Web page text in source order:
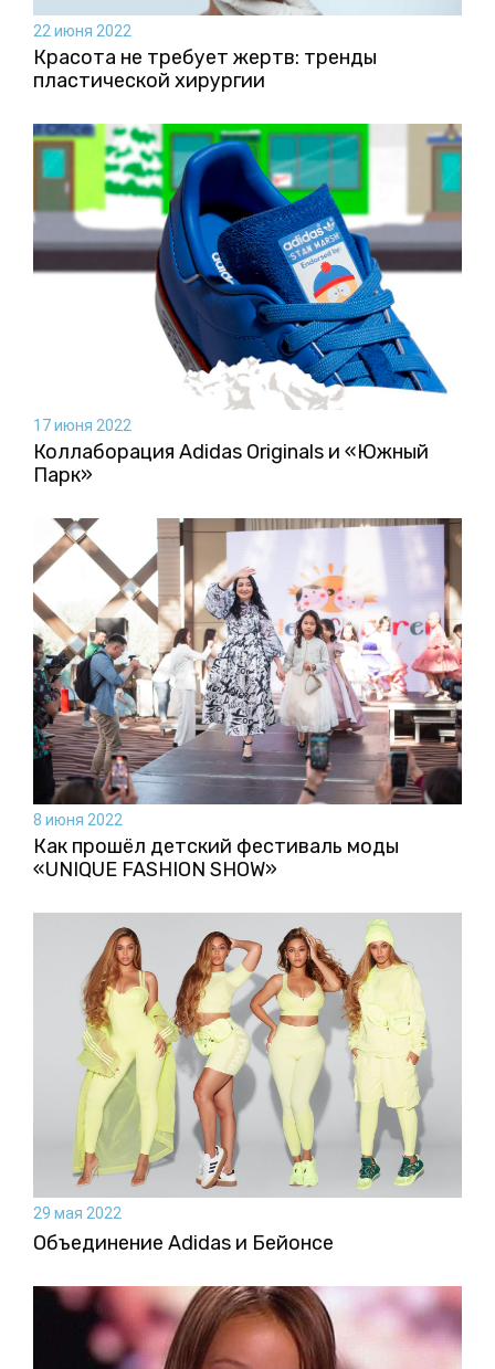
22 июня 2022
Красота не требует жертв: тренды
пластической хирургии
17 июня 2022
Коллаборация Аdidas Originals и «Южный
Парк»
8 июня 2022
Как прошёл детский фестиваль моды
«UNIQUE FASHION SHOW»
29 мая 2022
Объединение Adidas и Бейонсе